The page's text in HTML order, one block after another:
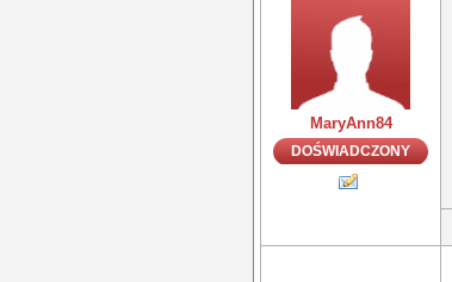
MaryAnn84
DOŚWIADCZONY